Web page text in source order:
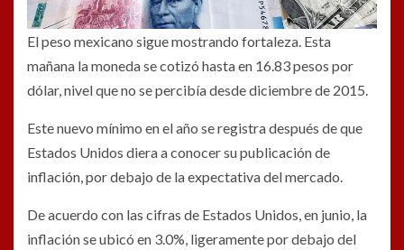
El peso mexicano sigue mostrando fortaleza. Esta
mañana la moneda se cotizó hasta en 16.83 pesos por
dólar, nivel que no se percibía desde diciembre de 2015.
Este nuevo mínimo en el año se registra después de que
Estados Unidos diera a conocer su publicación de
inflación, por debajo de la expectativa del mercado.
De acuerdo con las cifras de Estados Unidos, en junio, la
inflación se ubicó en 3.0%, ligeramente por debajo del